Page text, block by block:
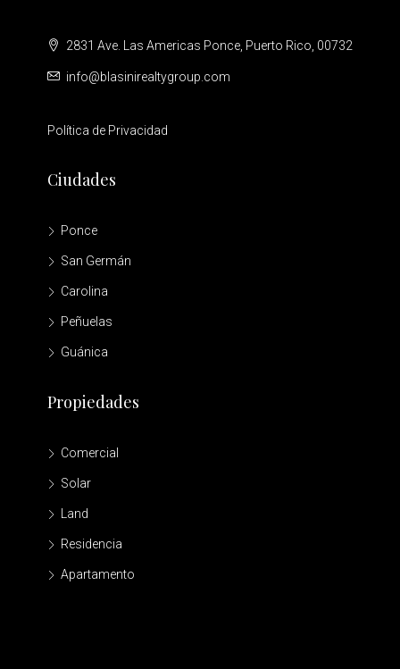
2831 Ave. Las Americas Ponce, Puerto Rico, 00732
info@blasinirealtygroup.com
Política de Privacidad
Ciudades
Ponce
San Germán
Carolina
Peñuelas
Guánica
Propiedades
Comercial
Solar
Land
Residencia
Apartamento